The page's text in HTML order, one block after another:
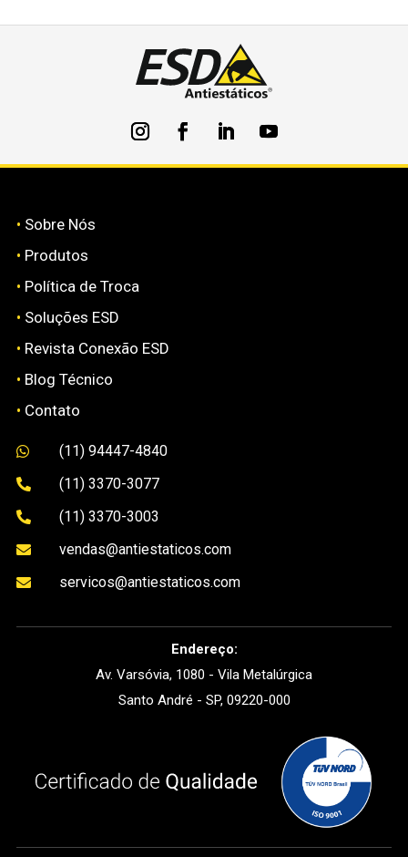
• Sobre Nós
• Produtos
• Política de Troca
• Soluções ESD
• Revista Conexão ESD
• Blog Técnico
• Contato
 (11) 94447-4840
 (11) 3370-3077
 (11) 3370-3003
 vendas@antiestaticos.com
 servicos@antiestaticos.com
Endereço:
Av. Varsóvia, 1080 - Vila Metalúrgica
Santo André - SP, 09220-000